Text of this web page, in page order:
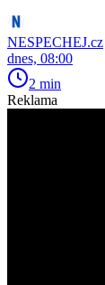
NESPECHEJ.cz
dnes, 08:00
2 min
Reklama